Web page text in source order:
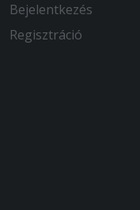
Bejelentkezés
Regisztráció